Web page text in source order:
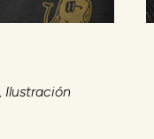
Ilustración